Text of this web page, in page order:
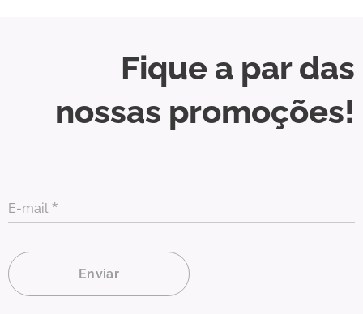
Fique a par das
nossas promoções!
E-mail
Enviar